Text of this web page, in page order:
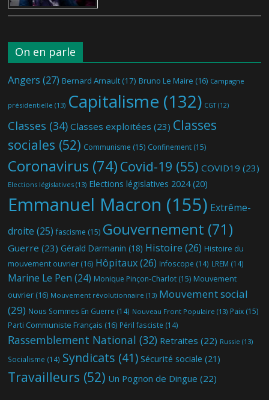
On en parle
Angers (27) Bernard Arnault (17) Bruno Le Maire (16) Campagne
présidentielle (13) Capitalisme (132) CGT(12)
Classes (34) Classes exploitées (23) Classes
sociales (52) Communisme (15) Confinement (15)
Coronavirus (74) Covid-19 (55) COVID19 (23)
Elections législatives (13) Elections législatives 2024(20)
Emmanuel Macron (155) Extrême-
droite (25) fascisme (15) Gouvernement (71)
Guerre (23) Gérald Darmanin (18) Histoire (26) Histoire du
mouvement ouvrier (16) Hôpitaux(26) Infoscope (14) LREM (14)
Marine Le Pen (24) Monique Pinçon-Charlot (15) Mouvement
ouvrier (16) Mouvement révolutionnaire (13) Mouvement social
(29) Nous Sommes En Guerre (14) Nouveau Front Populaire (13) Paix (15)
Parti Communiste Français (16) Péril fasciste (14)
Rassemblement National (32) Retraites (22) Russie (13)
Socialisme (14) Syndicats (41) Sécurité sociale (21)
Travailleurs (52) Un Pognon de Dingue (22)